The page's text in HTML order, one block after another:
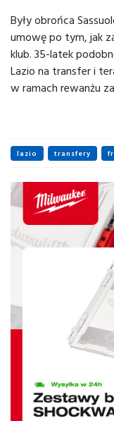
Były obrońca
umowę po tym, jak
klub. 35-latek
Lazio na transfer i
w ramach rewanżu
lazio transfery